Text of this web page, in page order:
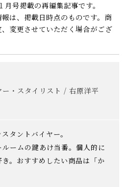
号掲載の再編集記事です。
は、掲載日時点のものです。商
変更させていただく場合がござ
ー・スタイリスト / 右原洋平
タントバイヤー。
ームの鍵あけ当番。個人的に
。おすすめしたい商品は「か